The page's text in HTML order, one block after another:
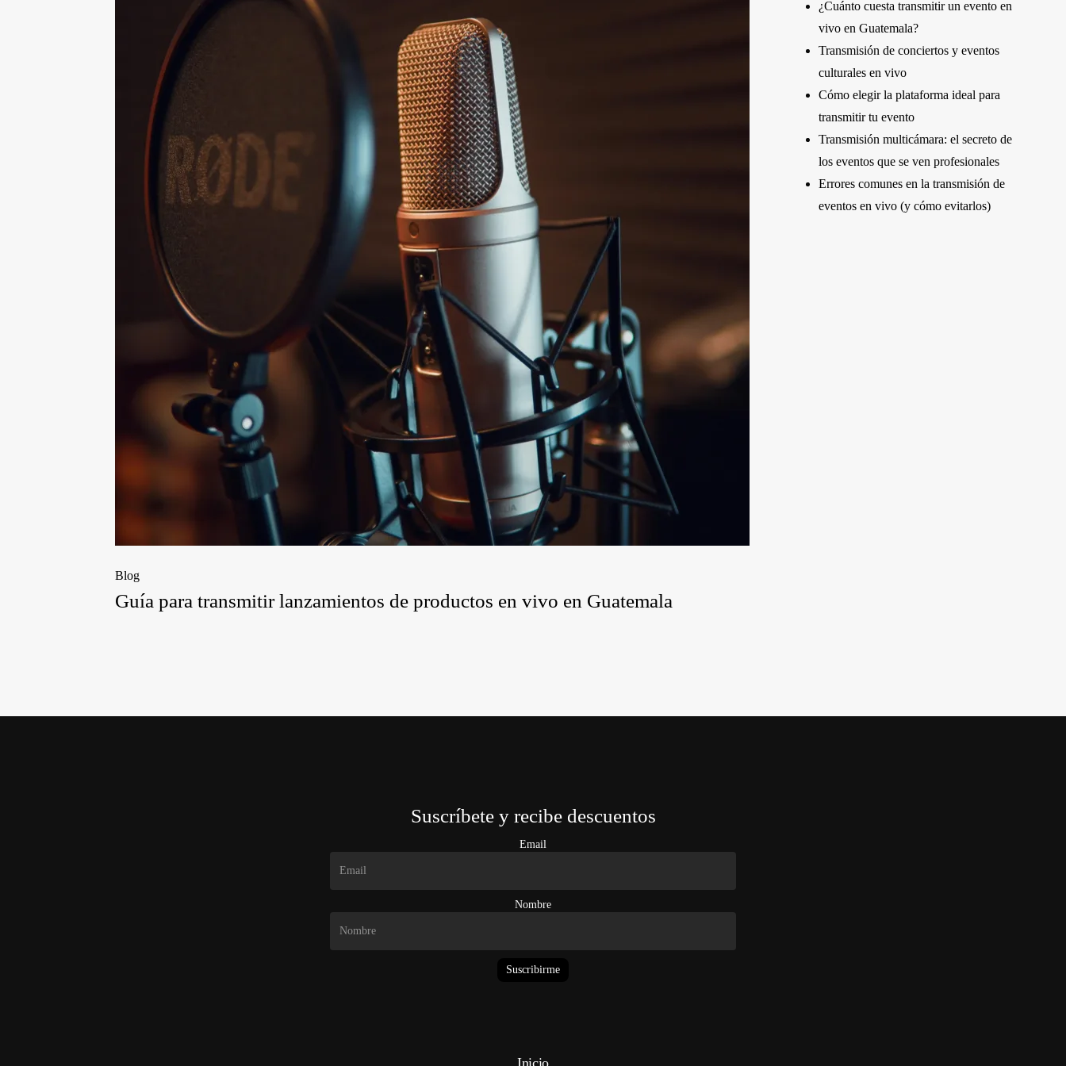
Blog
Guía para transmitir lanzamientos de productos en vivo en Guatemala
¿Cuánto cuesta transmitir un evento en
vivo en Guatemala?
Transmisión de conciertos y eventos
culturales en vivo
Cómo elegir la plataforma ideal para
transmitir tu evento
Transmisión multicámara: el secreto de
los eventos que se ven profesionales
Errores comunes en la transmisión de
eventos en vivo (y cómo evitarlos)
Suscríbete y recibe descuentos
Email
Nombre
Suscribirme